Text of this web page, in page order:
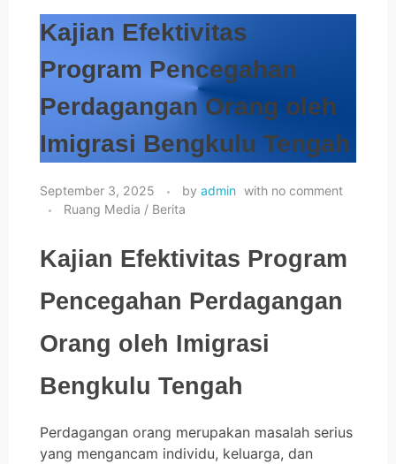
ADUAN / PENGADUAN
Kajian Efektivitas
Program Pencegahan
Perdagangan Orang oleh
Imigrasi Bengkulu Tengah
September 3, 2025 by admin with no comment
Ruang Media / Berita
Kajian Efektivitas Program
Pencegahan Perdagangan
Orang oleh Imigrasi
Bengkulu Tengah
Perdagangan orang merupakan masalah serius
yang mengancam individu, keluarga, dan